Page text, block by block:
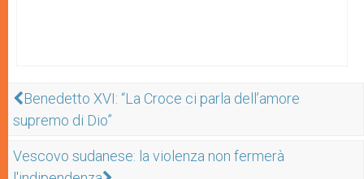
Benedetto XVI: “La Croce ci parla dell’amore
supremo di Dio”
Vescovo sudanese: la violenza non fermerà